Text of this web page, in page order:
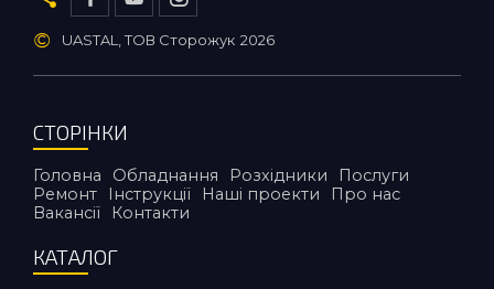
© UASTAL, ТОВ Сторожук 2026
СТОРІНКИ
Головна Обладнання Розхідники
Послуги
Ремонт
Інструкції Наші проекти
Про нас
Вакансії
Контакти
КАТАЛОГ